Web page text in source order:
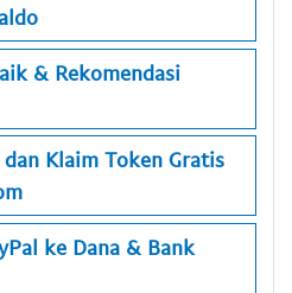
& Rekomendasi
Klaim Token Gratis
ke Dana & Bank